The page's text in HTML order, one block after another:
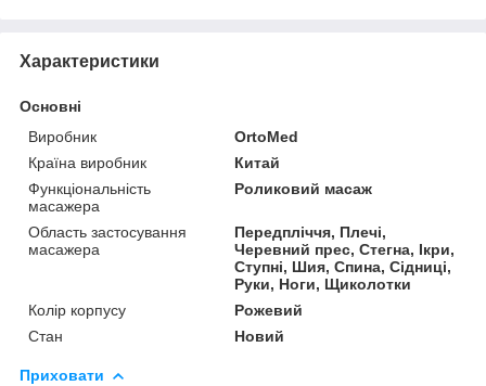
Характеристики
Основні
Виробник
OrtoMed
Країна виробник
Китай
Функціональність
масажера
Роликовий масаж
Область застосування
масажера
Передпліччя, Плечі,
Черевний прес, Стегна, Ікри,
Ступні, Шия, Спина, Сідниці,
Руки, Ноги, Щиколотки
Колір корпусу
Рожевий
Стан
Новий
Приховати